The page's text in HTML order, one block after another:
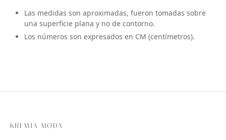
Las medidas son aproximadas, fueron tomadas sobre
una superficie plana y no de contorno.
Los números son expresados en CM (centímetros).
KREMIA MODA